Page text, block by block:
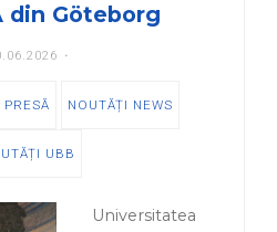
din Göteborg
NOUTĂȚI NEWS
UBB
Universitatea